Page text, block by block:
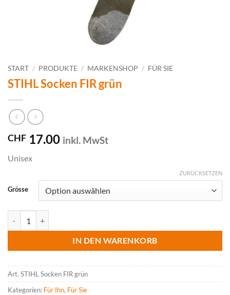
START / PRODUKTE / MARKENSHOP / FÜR SIE
STIHL Socken FIR grün
CHF 17.00 inkl. MwSt
Unisex
Grösse
ZURÜCKSETZEN
IN DEN WARENKORB
Art. STIHL Socken FIR grün
Kategorien: Für Ihn, Für Sie